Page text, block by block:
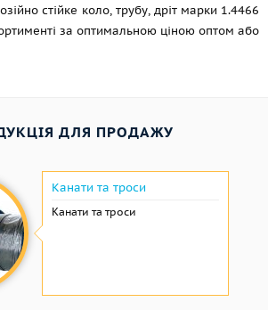
стійке коло, трубу, дріт марки 1.4466
за оптимальною ціною оптом або
ДЛЯ ПРОДАЖУ
Канати та троси
Канати та троси